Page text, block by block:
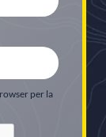
per la